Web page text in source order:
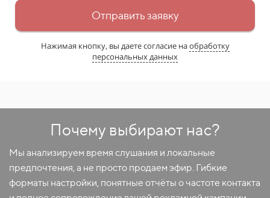
Отправить заявку
Нажимая кнопку, вы даете согласие наобработку
персональных данных
Почему выбирают нас?
Мы анализируем время слушания и локальные
предпочтения, а не просто продаем эфир. Гибкие
форматы настройки, понятные отчёты о частоте контакта